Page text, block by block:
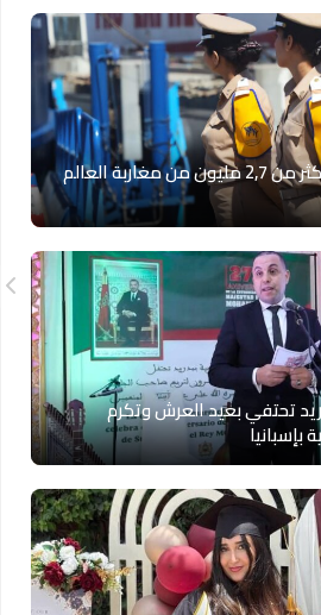
عملية “مرحبا”.. دخول أكثر من 2,7 مليون من مغاربة العالم
تحتفي بعيد العرش وتكرم
بإسبانيا